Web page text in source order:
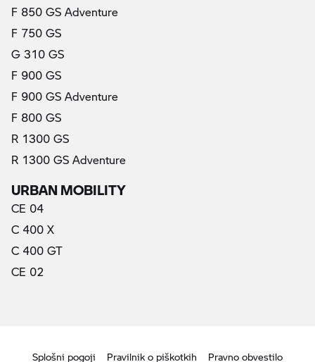
F 850 GS Adventure
F 750 GS
G 310 GS
F 900 GS
F 900 GS Adventure
F 800 GS
R 1300 GS
R 1300 GS Adventure
URBAN MOBILITY
CE 04
C 400 X
C 400 GT
CE 02
Splošni pogoji Pravilnik o piškotkih Pravno obvestilo